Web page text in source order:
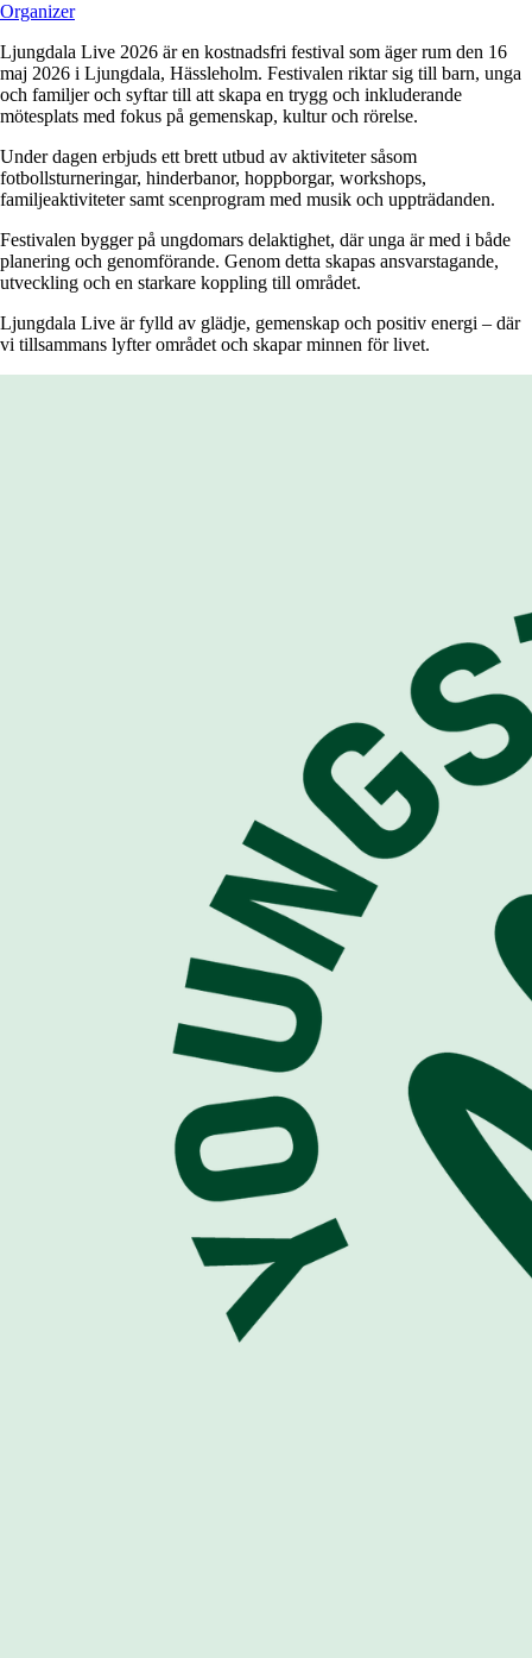
Organizer
Ljungdala Live 2026 är en kostnadsfri festival som äger rum den 16
maj 2026 i Ljungdala, Hässleholm. Festivalen riktar sig till barn, unga
och familjer och syftar till att skapa en trygg och inkluderande
mötesplats med fokus på gemenskap, kultur och rörelse.
Under dagen erbjuds ett brett utbud av aktiviteter såsom
fotbollsturneringar, hinderbanor, hoppborgar, workshops,
familjeaktiviteter samt scenprogram med musik och uppträdanden.
Festivalen bygger på ungdomars delaktighet, där unga är med i både
planering och genomförande. Genom detta skapas ansvarstagande,
utveckling och en starkare koppling till området.
Ljungdala Live är fylld av glädje, gemenskap och positiv energi – där
vi tillsammans lyfter området och skapar minnen för livet.